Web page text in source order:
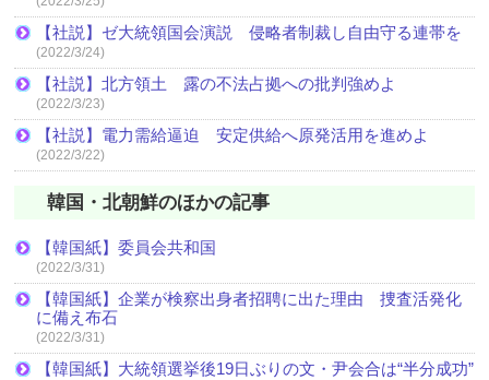
【社説】ゼ大統領国会演説 侵略者制裁し自由守る連帯を
(2022/3/24)
【社説】北方領土 露の不法占拠への批判強めよ
(2022/3/23)
【社説】電力需給逼迫 安定供給へ原発活用を進めよ
(2022/3/22)
韓国・北朝鮮のほかの記事
【韓国紙】委員会共和国
(2022/3/31)
【韓国紙】企業が検察出身者招聘に出た理由 捜査活発化
に備え布石
(2022/3/31)
【韓国紙】大統領選挙後19日ぶりの文・尹会合は“半分成功”